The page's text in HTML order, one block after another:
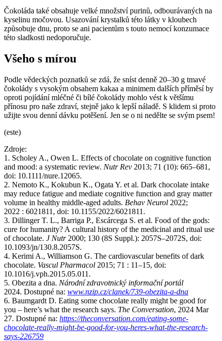
Čokoláda také obsahuje velké množství purinů, odbourávaných na
kyselinu močovou. Usazování krystalků této látky v kloubech
způsobuje dnu, proto se ani pacientům s touto nemocí konzumace
této sladkosti nedoporučuje.
Všeho s mírou
Podle vědeckých poznatků se zdá, že sníst denně 20–30 g tmavé
čokolády s vysokým obsahem kakaa a minimem dalších příměsí by
oproti pojídání mléčné či bílé čokolády mohlo vést k většímu
přínosu pro naše zdraví, stejně jako k lepší náladě. S klidem si proto
užijte svou denní dávku potěšení. Jen se o ni nedělte se svým psem!
(este)
Zdroje:
1. Scholey A., Owen L. Effects of chocolate on cognitive function
and mood: a systematic review. Nutr Rev 2013; 71 (10): 665–681,
doi: 10.1111/nure.12065.
2. Nemoto K., Kokubun K., Ogata Y. et al. Dark chocolate intake
may reduce fatigue and mediate cognitive function and gray matter
volume in healthy middle-aged adults. Behav Neurol 2022;
2022 : 6021811, doi: 10.1155/2022/6021811.
3. Dillinger T. L., Barriga P., Escárcega S. et al. Food of the gods:
cure for humanity? A cultural history of the medicinal and ritual use
of chocolate. J Nutr2000; 130 (8S Suppl.): 2057S–2072S, doi:
10.1093/jn/130.8.2057S.
4. Kerimi A., Williamson G. The cardiovascular benefits of dark
chocolate. Vascul Pharmacol 2015; 71 : 11–15, doi:
10.1016/j.vph.2015.05.011.
5. Obezita a dna. Národní zdravotnický informační portál
2024. Dostupné na: www.nzip.cz/clanek/739-obezita-a-dna
6. Baumgardt D. Eating some chocolate really might be good for
you –⁠ here’s what the research says. The Conversation, 2024 Mar
27. Dostupné na: https://theconversation.com/eating-some-
chocolate-really-might-be-good-for-you-heres-what-the-research-
says-226759